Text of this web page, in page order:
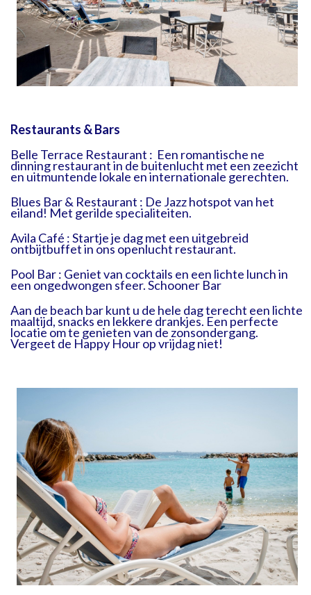
Restaurants & Bars
Belle Terrace Restaurant : Een romantische ne
dinning restaurant in de buitenlucht met een zeezicht
en uitmuntende lokale en internationale gerechten.
Blues Bar & Restaurant : De Jazz hotspot van het
eiland! Met gerilde specialiteiten.
Avila Café : Startje je dag met een uitgebreid
ontbijtbuffet in ons openlucht restaurant.
Pool Bar : Geniet van cocktails en een lichte lunch in
een ongedwongen sfeer. Schooner Bar
Aan de beach bar kunt u de hele dag terecht een lichte
maaltijd, snacks en lekkere drankjes. Een perfecte
locatie om te genieten van de zonsondergang.
Vergeet de Happy Hour op vrijdag niet!